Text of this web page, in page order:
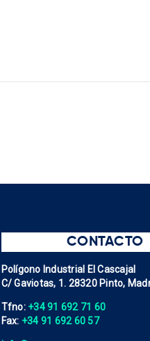
CONTACTO
Polígono Industrial El Cascajal
C/ Gaviotas, 1. 28320 Pinto,
Tfno: +34 91 692 71 60
Fax: +34 91 692 60 57